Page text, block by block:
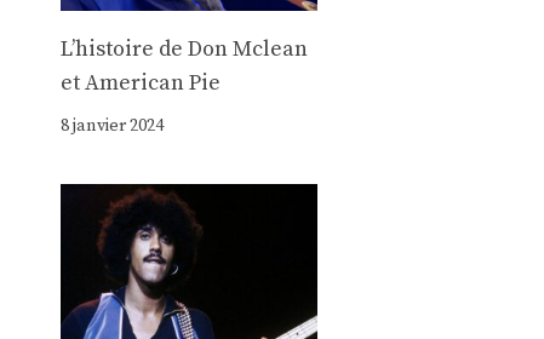
Lʼhistoire de Don Mclean
et American Pie
8 janvier 2024